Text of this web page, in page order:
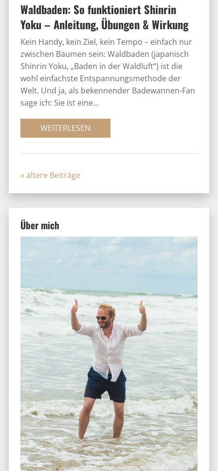
Waldbaden: So funktioniert Shinrin
Yoku – Anleitung, Übungen & Wirkung
Kein Handy, kein Ziel, kein Tempo – einfach nur
zwischen Bäumen sein: Waldbaden (japanisch
Shinrin Yoku, „Baden in der Waldluft“) ist die
wohl einfachste Entspannungsmethode der
Welt. Und ja, als bekennender Badewannen-Fan
sage ich: Sie ist eine...
WEITERLESEN
Über mich